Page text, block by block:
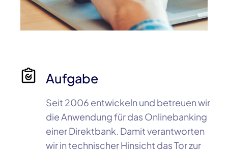
Aufgabe
Seit 2006 entwickeln und betreuen wir
die Anwendung für das Onlinebanking
einer Direktbank. Damit verantworten
wir in technischer Hinsicht das Tor zur